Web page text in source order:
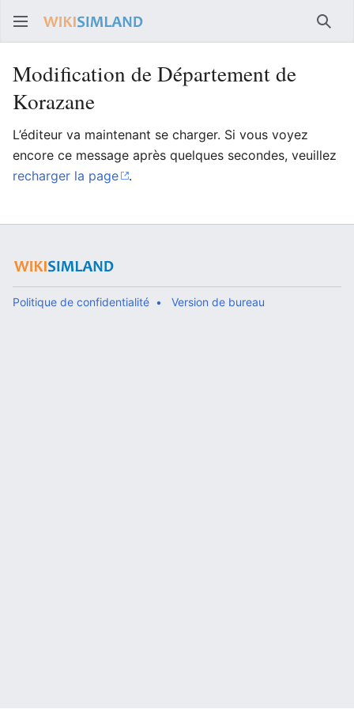
Modification de Département de
Korazane
L’éditeur va maintenant se charger. Si vous voyez
encore ce message après quelques secondes, veuillez
recharger la page
.
Politique de confidentialité Version de bureau